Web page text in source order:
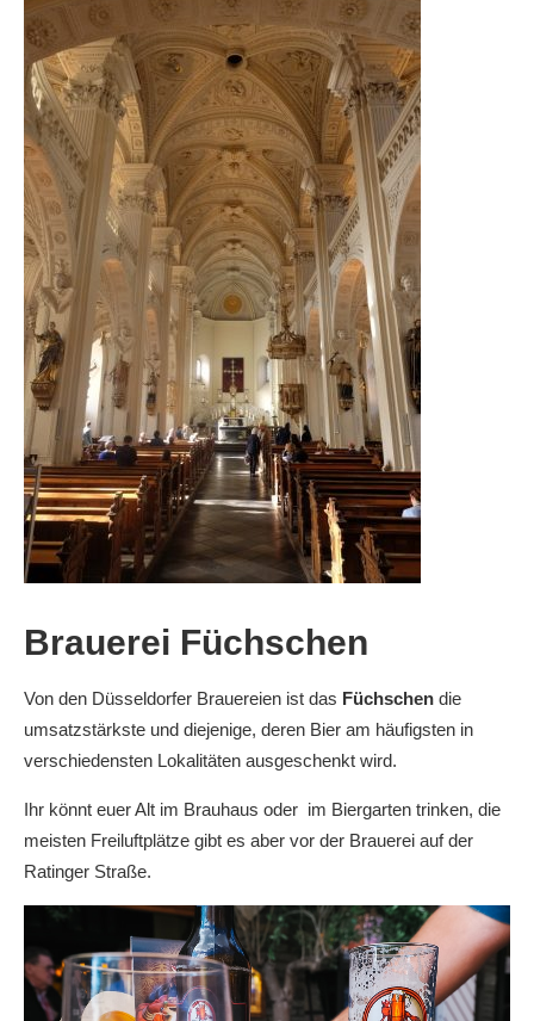
Brauerei Füchschen
Von den Düsseldorfer Brauereien ist das Füchschen die
umsatzstärkste und diejenige, deren Bier am häufigsten in
verschiedensten Lokalitäten ausgeschenkt wird.
Ihr könnt euer Alt im Brauhaus oder im Biergarten trinken, die
meisten Freiluftplätze gibt es aber vor der Brauerei auf der
Ratinger Straße.